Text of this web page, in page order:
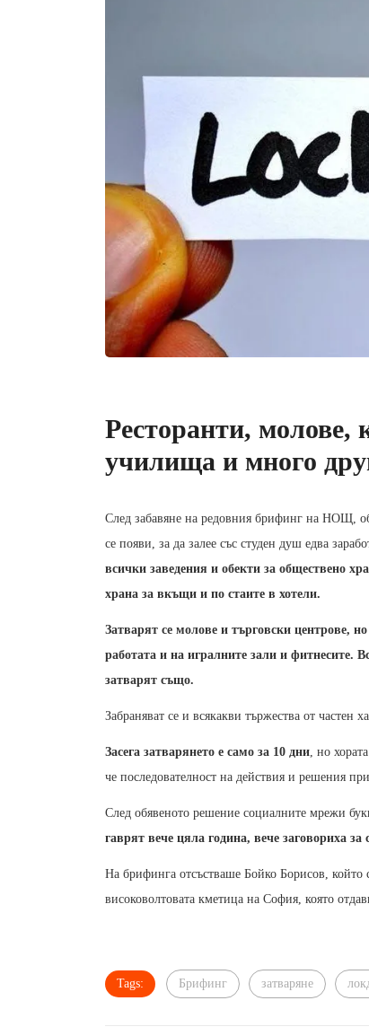
Ресторанти, молове,
училища и много
След забавяне на редовния брифинг на НОЩ,
се появи, за да залее със студен душ едва
всички заведения и обекти за обществено
храна за вкъщи и по стаите в хотели.
Затварят се молове и търговски центрове,
работата и на игралните зали и фитнесите.
затварят също.
Забраняват се и всякакви тържества от частен
Засега затварянето е само за 10 дни, но
че последователност на действия и решения
След обявеното решение социалните мрежи
гаврят вече цяла година, вече заговориха
На брифинга отсъстваше Бойко Борисов, който
високоволтовата кметица на София, която
Tags: Брифинг затваряне